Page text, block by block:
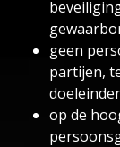
geen
partijen,
op de